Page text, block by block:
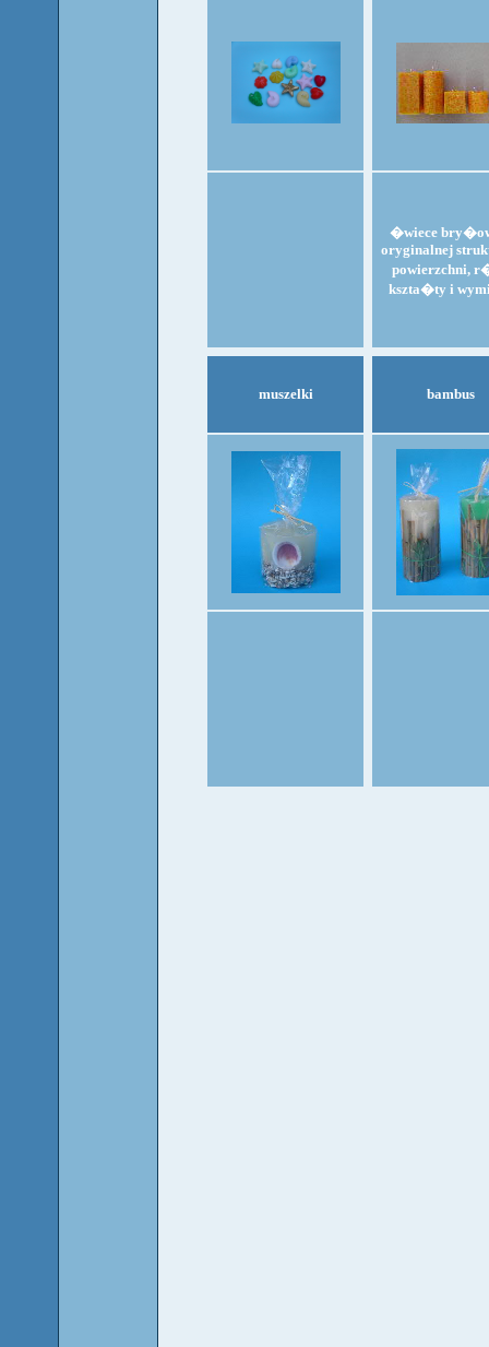
�wiece
oryginalnej
powierzchni,
kszta�ty i
muszelki bambus